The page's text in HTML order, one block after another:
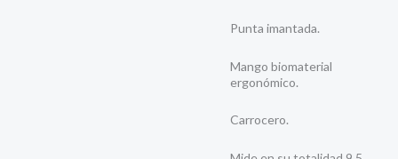
Punta imantada.
Mango biomaterial
ergonómico.
Carrocero.